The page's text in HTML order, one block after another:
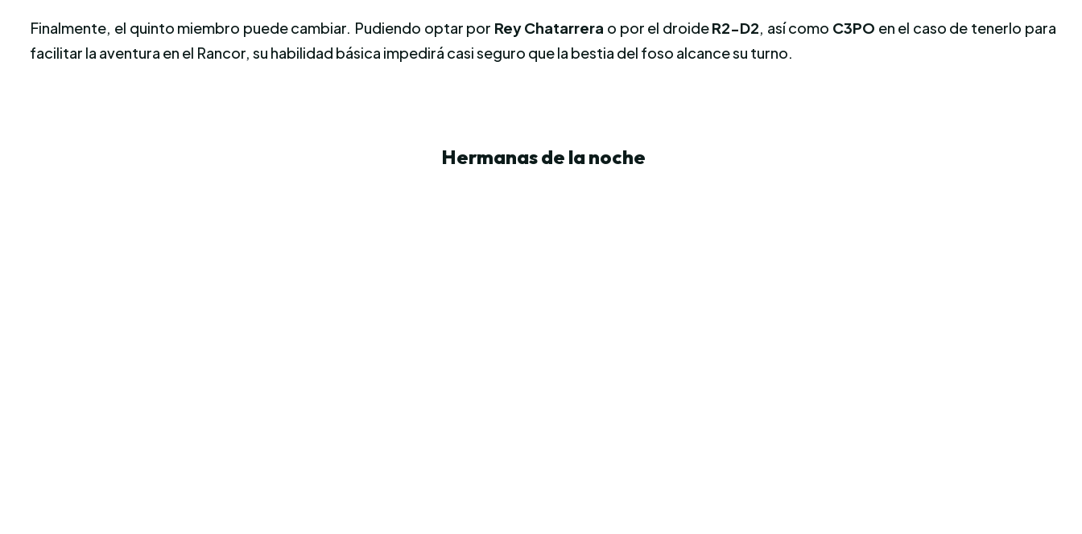
Finalmente, el quinto miembro puede cambiar. Pudiendo optar por Rey Chatarrera o por el droideR2-D2, así como C3PO en el caso de tenerlo para
facilitar la aventura en el Rancor, su habilidad básica impedirá casi seguro que la bestia del foso alcance su turno.
Hermanas de la noche